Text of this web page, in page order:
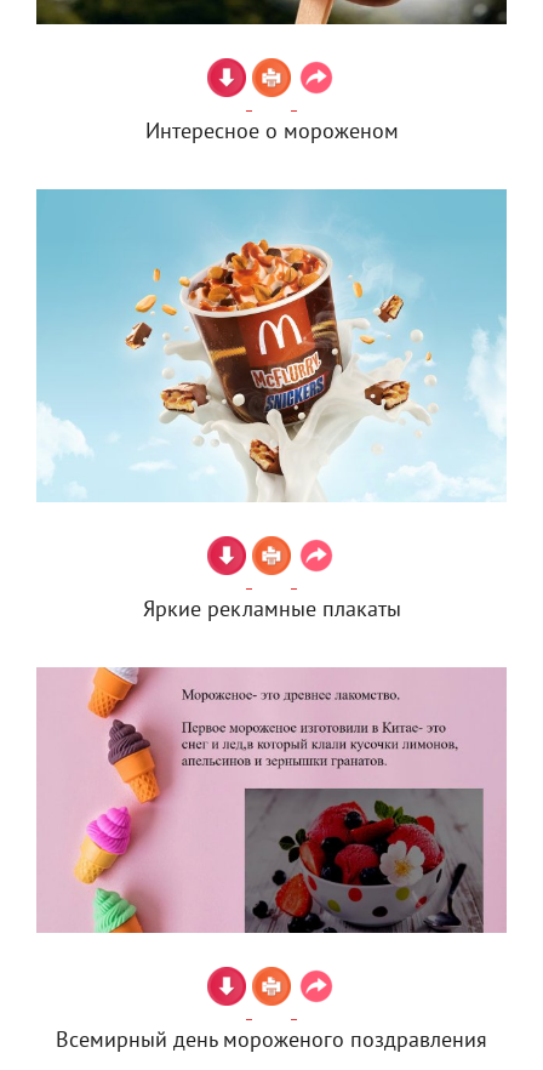
Интересное о мороженом
Яркие рекламные плакаты
Всемирный день мороженого поздравления